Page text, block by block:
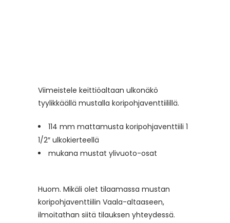
Viimeistele keittiöaltaan ulkonäkö
tyylikkäällä mustalla koripohjaventtiilillä.
114 mm mattamusta koripohjaventtiili 1
1/2″ ulkokierteellä
mukana mustat ylivuoto-osat
Huom. Mikäli olet tilaamassa mustan
koripohjaventtiilin Vaala-altaaseen,
ilmoitathan siitä tilauksen yhteydessä.